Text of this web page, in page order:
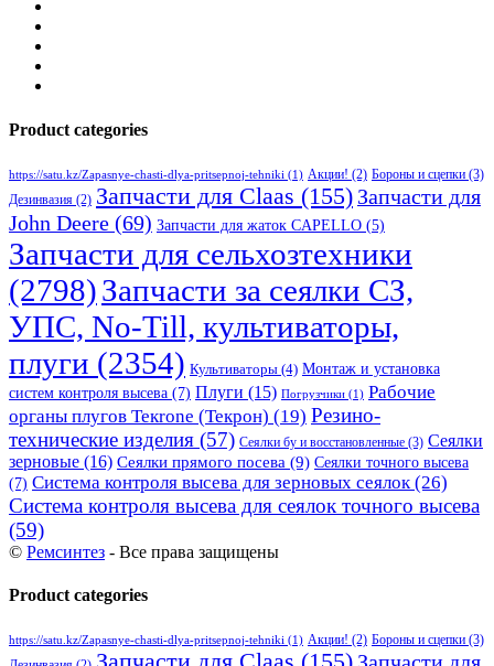
Product categories
https://satu.kz/Zapasnye-chasti-dlya-pritsepnoj-tehniki (1) Акции! (2) Бороны и сцепки (3)
Дезинвазия (2) Запчасти для Claas (155) Запчасти для
John Deere (69) Запчасти для жаток CAPELLO (5)
Запчасти для сельхозтехники
(2798)Запчасти за сеялки СЗ,
УПС, No-Till, культиваторы,
плуги (2354) Культиваторы (4) Монтаж и установка
систем контроля высева (7) Плуги (15) Погрузчики (1) Рабочие
органы плугов Текrоne (Текрон) (19) Резино-
технические изделия (57) Сеялки бу и восстановленные (3) Сеялки
зерновые (16) Сеялки прямого посева (9) Сеялки точного высева
(7) Система контроля высева для зерновых сеялок(26)
Система контроля высева для сеялок точного высева
(59)
© Ремсинтез - Все права защищены
Product categories
https://satu.kz/Zapasnye-chasti-dlya-pritsepnoj-tehniki (1) Акции! (2) Бороны и сцепки (3)